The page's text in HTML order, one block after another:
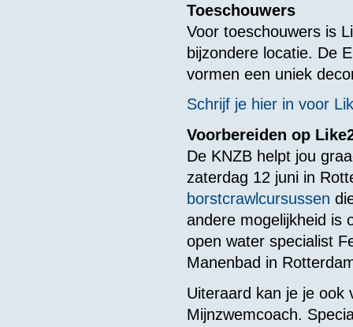
Toeschouwers
Voor toeschouwers is
bijzondere locatie. De
vormen een uniek
Schrijf je hier in voor
Voorbereiden op
De KNZB helpt jou
zaterdag 12 juni in
borstcrawlcursussen
andere mogelijkheid is
open water specialist
Manenbad in
Uiteraard kan je je
Mijnzwemcoach.